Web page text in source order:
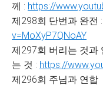
께 : https://
제298회 단번과 완전 :
v=MoXyP7QNoAY
제297회 버리는 것과
는 것 : https://
제296회 주님과 연합